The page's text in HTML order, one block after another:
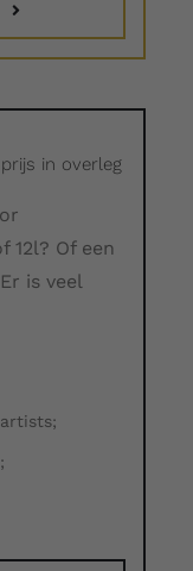
prijs in overleg
12l? Of een
is veel